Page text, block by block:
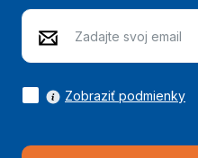
Zobraziť podmienky